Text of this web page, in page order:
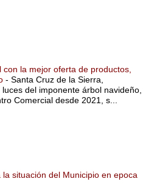
la mejor oferta de productos,
- Santa Cruz de la Sierra,
del imponente árbol navideño,
Comercial desde 2021, s...
situación del Municipio en epoca